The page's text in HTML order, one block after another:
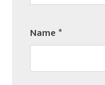
Name*